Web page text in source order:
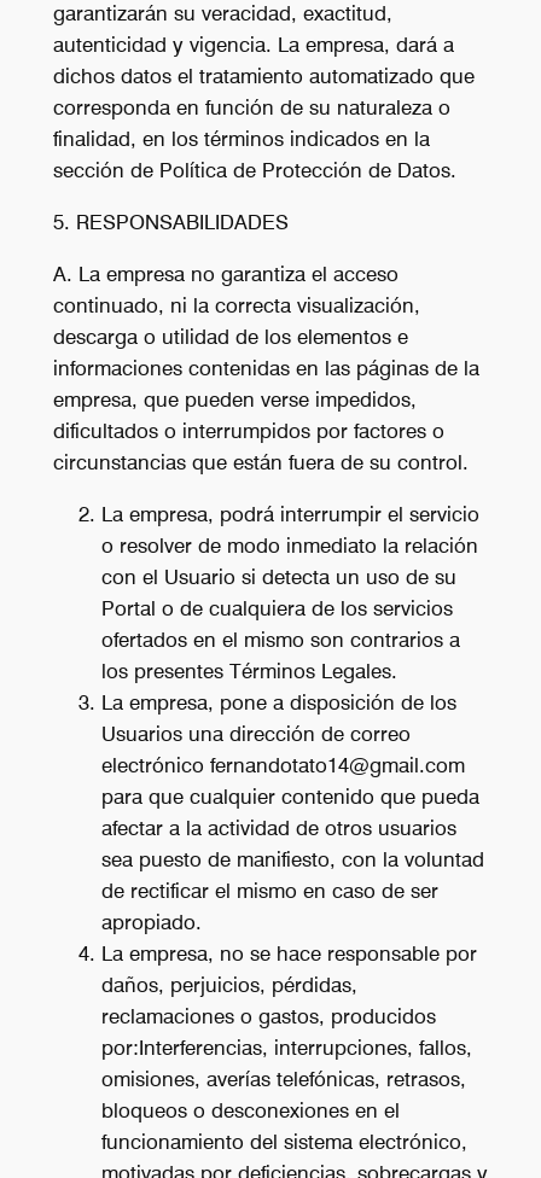
garantizarán su veracidad, exactitud,
autenticidad y vigencia. La empresa, dará a
dichos datos el tratamiento automatizado que
corresponda en función de su naturaleza o
finalidad, en los términos indicados en la
sección de Política de Protección de Datos.
5. RESPONSABILIDADES
A. La empresa no garantiza el acceso
continuado, ni la correcta visualización,
descarga o utilidad de los elementos e
informaciones contenidas en las páginas de la
empresa, que pueden verse impedidos,
dificultados o interrumpidos por factores o
circunstancias que están fuera de su control.
La empresa, podrá interrumpir el servicio
o resolver de modo inmediato la relación
con el Usuario si detecta un uso de su
Portal o de cualquiera de los servicios
ofertados en el mismo son contrarios a
los presentes Términos Legales.
La empresa, pone a disposición de los
Usuarios una dirección de correo
electrónico fernandotato14@gmail.com
para que cualquier contenido que pueda
afectar a la actividad de otros usuarios
sea puesto de manifiesto, con la voluntad
de rectificar el mismo en caso de ser
apropiado.
La empresa, no se hace responsable por
daños, perjuicios, pérdidas,
reclamaciones o gastos, producidos
por:Interferencias, interrupciones, fallos,
omisiones, averías telefónicas, retrasos,
bloqueos o desconexiones en el
funcionamiento del sistema electrónico,
motivadas por deficiencias, sobrecargas y